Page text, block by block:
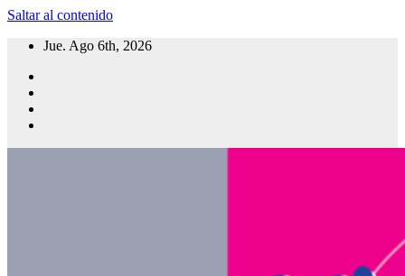
Saltar al contenido
Jue. Ago 6th, 2026